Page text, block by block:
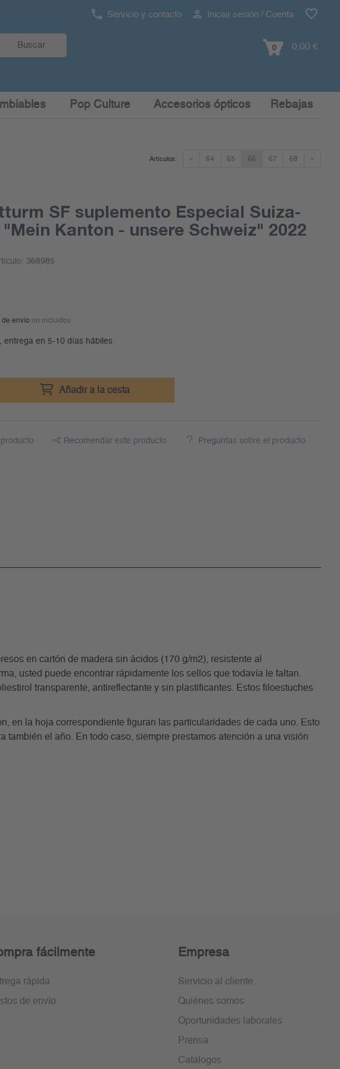
Servicio y contacto Iniciar sesión / Cuenta
Buscar 0 0,00 €
Pop Culture Accesorios ópticos Rebajas
« 64 65 66 67 68 »
Artículos:
SF suplemento Especial Suiza-
Kanton - unsere Schweiz" 2022
368985
de envío no incluidos
entrega en 5-10 días hábiles
Añadir a la cesta
Recomendar este producto Preguntas sobre el producto
en cartón de madera sin ácidos (170 g/m2), resistente al
usted puede encontrar rápidamente los sellos que todavía le faltan.
transparente, antireflectante y sin plastificantes. Estos filoestuches
en la hoja correspondiente figuran las particularidades de cada uno. Esto
el año. En todo caso, siempre prestamos atención a una visión
fácilmente
rápida
de envío
Empresa
Servicio al cliente
Quiénes somos
Oportunidades laborales
Prensa
Catálogos